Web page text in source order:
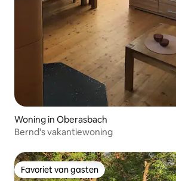
Woning in Oberasbach
Bernd's vakantiewoning
Favoriet van gasten
Favoriet van gasten